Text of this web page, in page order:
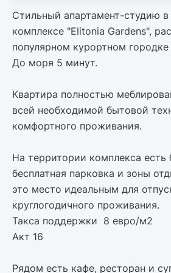
Стильный апартамент-студию в
комплексе "Elitonia Gardens",
популярном курортном
До моря 5 минут.
Квартира полностью
всей необходимой бытовой
комфортного проживания.
На территории комплекса есть
бесплатная парковка и зоны
это место идеальным для
круглогодичного проживания.
Такса поддержки 8 евро/м2
Акт 16
Рядом есть кафе, ресторан и